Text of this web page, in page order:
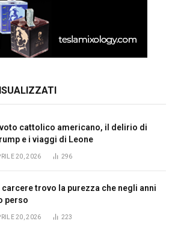
voto cattolico americano, il delirio di
e i viaggi di Leone
20, 2026 296
carcere trovo la purezza che negli anni
perso
20, 2026 223